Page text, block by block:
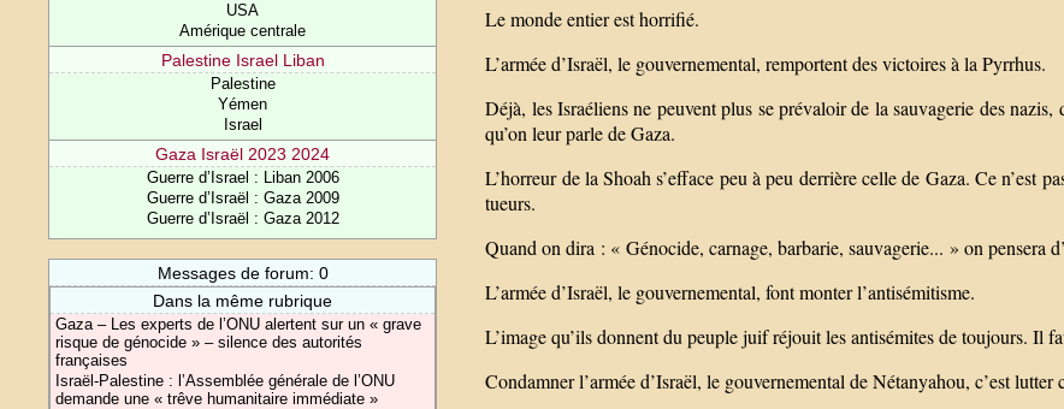
USA
Amérique centrale
Palestine Israel Liban
Palestine
Yémen
Israel
Gaza Israël 2023 2024
Guerre d’Israel : Liban 2006
Guerre d’Israël : Gaza 2009
Guerre d’Israël : Gaza 2012
Messages de forum: 0
Dans la même rubrique
Gaza – Les experts de l’ONU alertent sur un « grave
risque de génocide » – silence des autorités
françaises
Israël-Palestine : l’Assemblée générale de l’ONU
demande une « trêve humanitaire immédiate »
Le monde entier est horrifié.
L’armée d’Israël, le gouvernemental, remportent des victoires à la Pyrrhus.
Déjà, les Israéliens ne peuvent plus se prévaloir de la sauvagerie des nazis,
qu’on leur parle de Gaza.
L’horreur de la Shoah s’efface peu à peu derrière celle de Gaza. Ce n’est
tueurs.
Quand on dira : « Génocide, carnage, barbarie, sauvagerie... » on pensera
L’armée d’Israël, le gouvernemental, font monter l’antisémitisme.
L’image qu’ils donnent du peuple juif réjouit les antisémites de toujours. Il
Condamner l’armée d’Israël, le gouvernemental de Nétanyahou, c’est lutter